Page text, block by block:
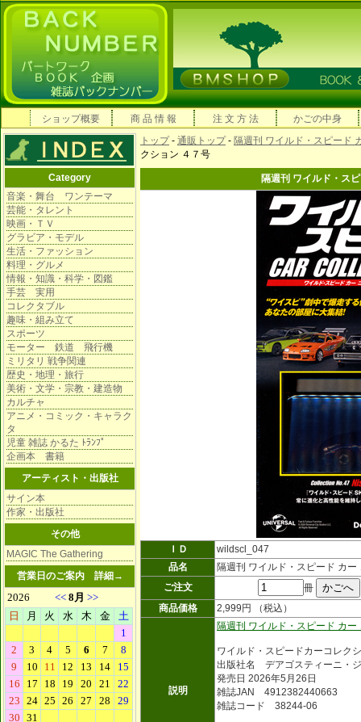
ショップ概要 商 品 情 報 注 文 方 法 かごの中身
Category
音楽・舞台 ワンテーマ
芸能・タレント
映画・ＴＶ
グラビア・モデル
生活・ファッション
料理・グルメ
情報・知識・科学・図鑑
手芸 実用
コレクタブル
趣味・組み立て
スポーツ
モーター 鉄道 飛行機
ミリタリ 戦争関連
歴史・地理・旅行
美術・文学・宗教・建造物
カルチャ
アニメ・コミック・キャラク
タ
児童 雑誌 かるた ﾄﾗﾝﾌﾟ
企画本 書籍
アーティスト・出版社
サイン本
作家・出版社
その他
MAGIC The Gathering
営業日のご案内 詳細→
トップ- 通販トップ- 隔週刊 ワイルド・スピード
クション ４７号
隔週刊 ワイルド・ス
ＩＤ
wildscl_047
品名
隔週刊 ワイルド・スピード カー
ご注文
冊
商品価格
2,999円 （税込）
説明
隔週刊 ワイルド・スピード カ
ワイルド・スピードカーコレク
出版社名 デアゴスティーニ・
発売日 2026年5月26日
雑誌JAN 4912382440663
雑誌コード 38244-06